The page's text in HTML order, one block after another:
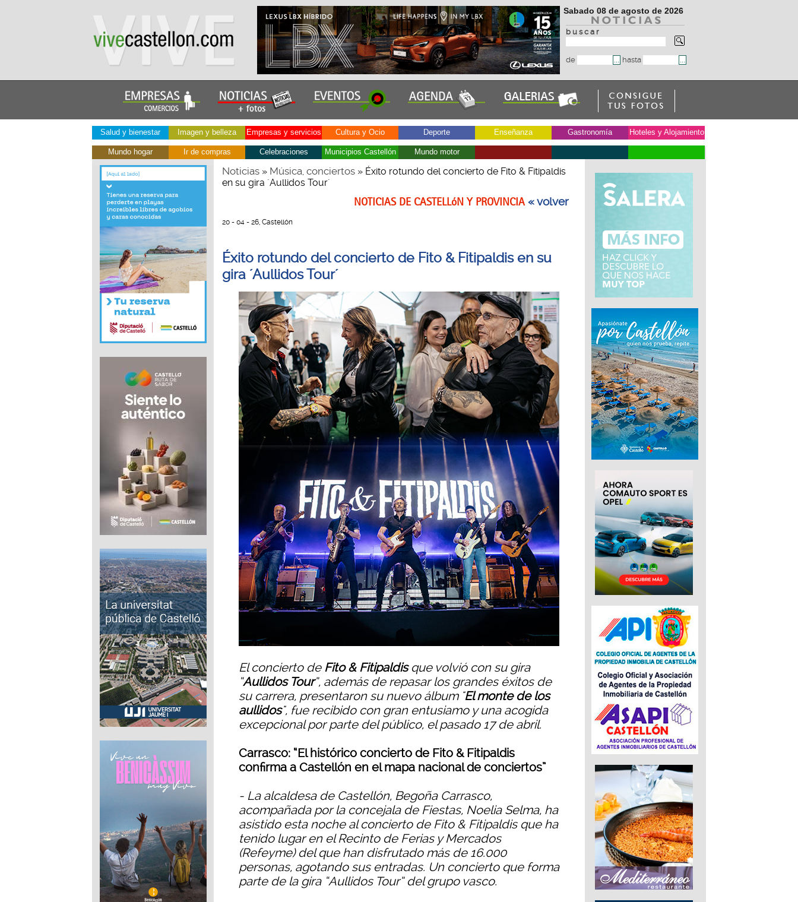
Sabado 08 de agosto de 2026
b u s c a r
de hasta
Salud y bienestar Imagen y belleza Empresas y servicios Cultura y Ocio Deporte Enseñanza Gastronomía Hoteles y Alojamiento
Mundo hogar Ir de compras Celebraciones Municipios Castellón Mundo motor
Noticias» Música, conciertos» Éxito rotundo del concierto de Fito & Fitipaldis
en su gira ´Aullidos Tour´
NOTICIAS DE CASTELLóN Y PROVINCIA« volver
20 - 04 - 26, Castellón
Éxito rotundo del concierto de Fito & Fitipaldis en su
gira ´Aullidos Tour´
El concierto deFito & Fitipaldisque volvió con su gira
“Aullidos Tour”, además de repasar los grandes éxitos de
su carrera, presentaron su nuevo álbum "El monte de los
aullidos", fue recibido con gran entusiamo y una acogida
excepcional por parte del público, el pasado 17 de abril.
Carrasco: “El histórico concierto de Fito & Fitipaldis
confirma a Castellón en el mapa nacional de conciertos”
- La alcaldesa de Castellón, Begoña Carrasco,
acompañada por la concejala de Fiestas, Noelia Selma, ha
asistido esta noche al concierto de Fito & Fitipaldis que ha
tenido lugar en el Recinto de Ferias y Mercados
(Refeyme) del que han disfrutado más de 16.000
personas, agotando sus entradas. Un concierto que forma
parte de la gira “Aullidos Tour” del grupo vasco.